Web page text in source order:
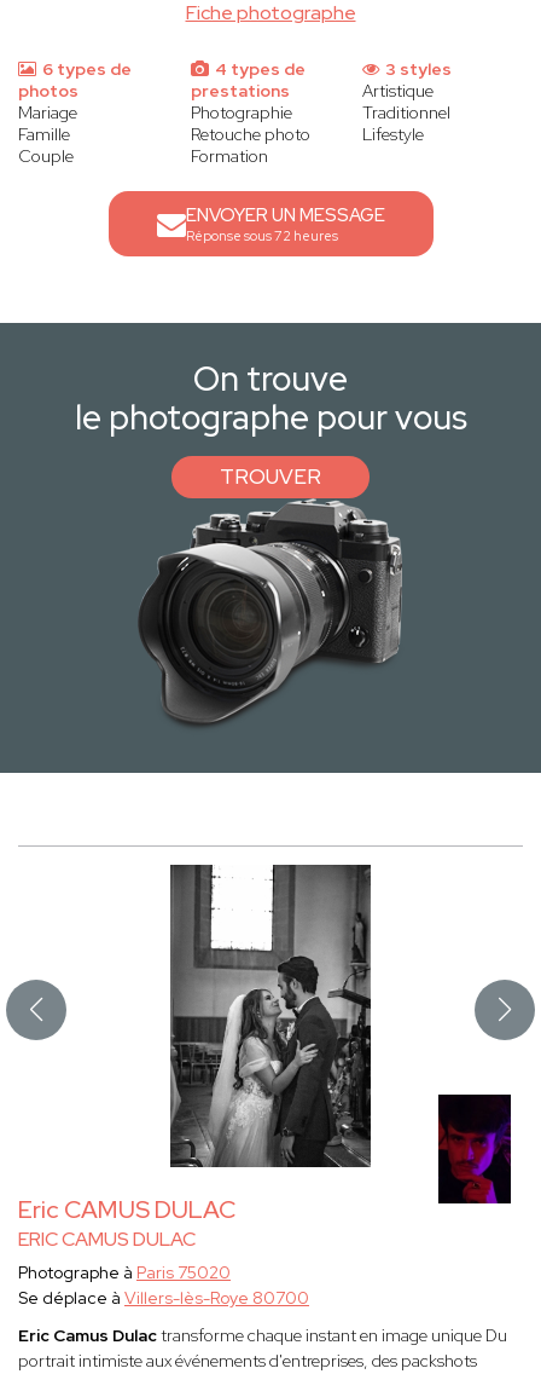
Fiche photographe
6 types de
photos
Mariage
Famille
Couple
4 types de
prestations
Photographie
Retouche photo
Formation
3 styles
Artistique
Traditionnel
Lifestyle
ENVOYER UN MESSAGE
Réponse sous 72 heures
On trouve
le photographe pour vous
TROUVER
Eric CAMUS DULAC
ERIC CAMUS DULAC
Photographe à Paris 75020
Se déplace à Villers-lès-Roye 80700
Eric Camus Dulactransforme chaque instant en image unique Du
portrait intimiste aux événements d'entreprises, des packshots